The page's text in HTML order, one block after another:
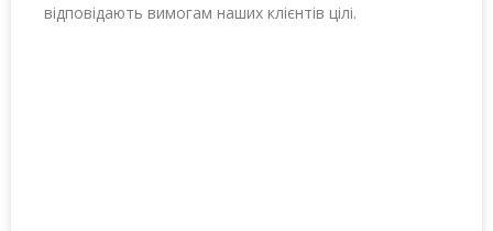
відповідають вимогам наших клієнтів цілі.